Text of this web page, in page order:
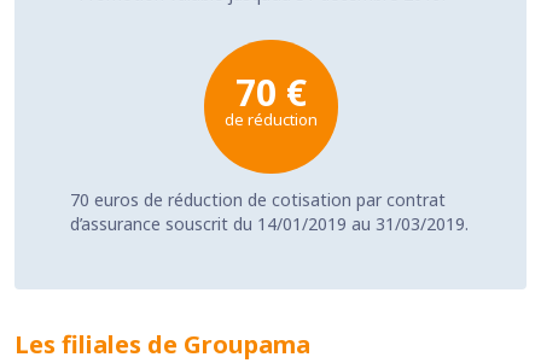
70 €
de réduction
70 euros de réduction de cotisation par contrat
d’assurance souscrit du 14/01/2019 au 31/03/2019.
Les filiales de Groupama